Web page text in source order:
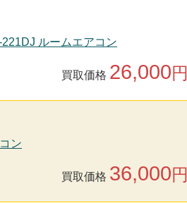
ルームエアコン
買取価格 26,000円
ン
買取価格 36,000円